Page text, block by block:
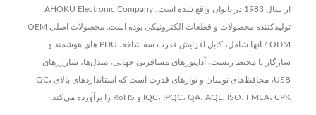
از سال 1983 در تایوان واقع شده است، AHOKU Electronic Company
تولیدکننده محصولات و قطعات الکترونیکی بوده است. محصولات اصلی OEM
/ ODM آنها شامل، کابل افزایش قدرت سه شاخه، PDU های هوشمند و
سازگار با محیط زیست، آداپتورهای مسافرتی جهانی، مبدل‌ها، شارژرهای
USB، محافظ‌های نوسان و نوارهای قدرت است که استانداردهای بالای QC،
IQC، IPQC، QA، AQL، ISO، FMEA، CPK و RoHS را برآورده می‌کند.